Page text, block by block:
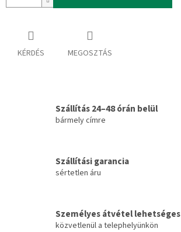
KÉRDÉS MEGOSZTÁS
Szállítás 24–48 órán belül
bármely címre
Szállítási garancia
sértetlen áru
Személyes átvétel lehetséges
közvetlenül a telephelyünkön